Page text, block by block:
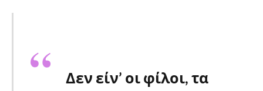
Δεν είν’ οι φίλοι, τα